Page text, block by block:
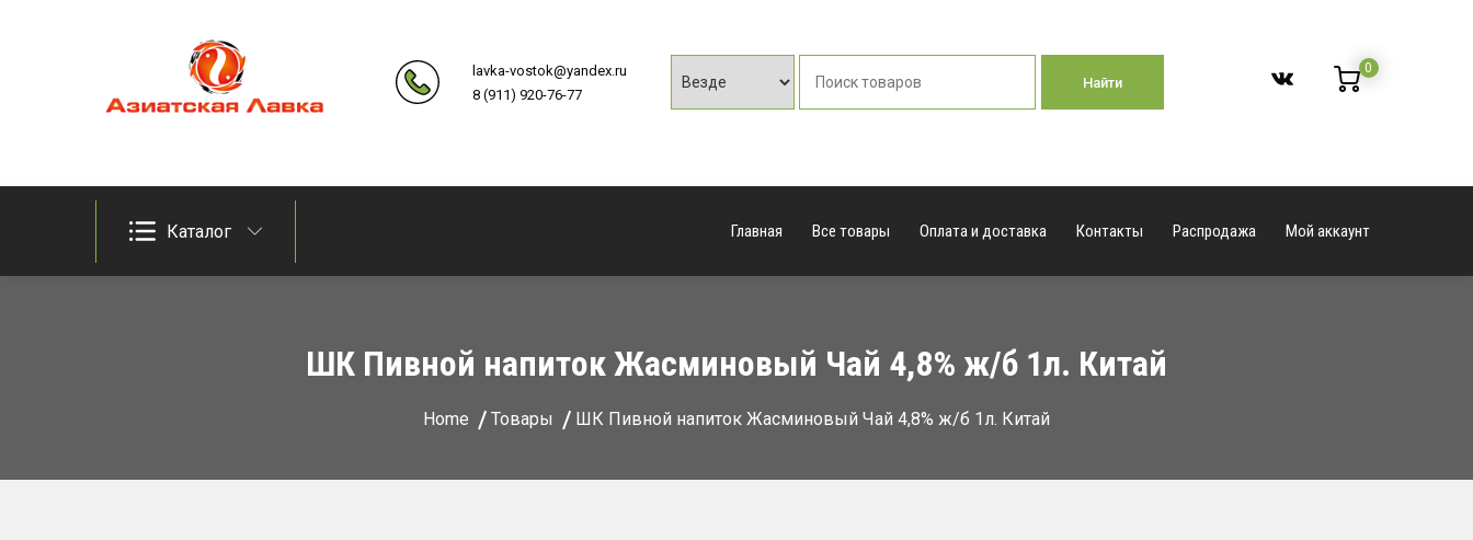
lavka-vostok@yandex.ru
8 (911) 920-76-77
Найти
0
Каталог Главная Все товары Оплата и доставка Контакты Распродажа Мой аккаунт
ШК Пивной напиток Жасминовый Чай 4,8% ж/б 1л. Китай
Home Товары ШК Пивной напиток Жасминовый Чай 4,8% ж/б 1л. Китай